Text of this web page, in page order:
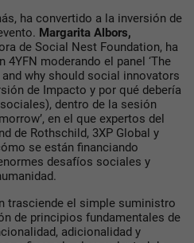
ha convertido a la inversión de
Margarita Albors,
de Social Nest Foundation, ha
moderando el panel ‘The
why should social innovators
de Impacto y por qué debería
dentro de la sesión
en el que expertos del
de Rothschild, 3XP Global y
se están financiando
desafíos sociales y
trasciende el simple suministro
de principios fundamentales de
adicionalidad y